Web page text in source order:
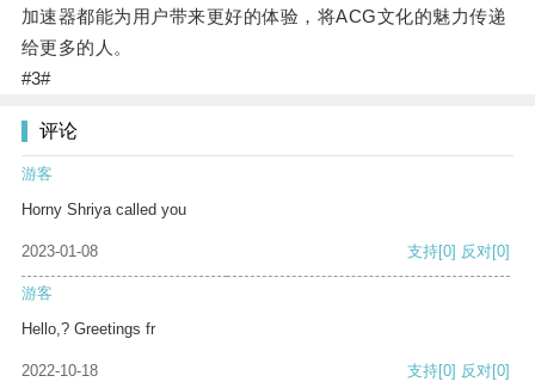
加速器都能为用户带来更好的体验，将ACG文化的魅力传递
给更多的人。
#3#
评论
游客
Horny Shriya called you
2023-01-08 支持[0] 反对[0]
游客
Hello,? Greetings fr
2022-10-18 支持[0] 反对[0]